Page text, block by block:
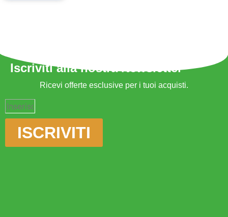
Iscriviti alla nostra Newsletter
Ricevi offerte esclusive per i tuoi acquisti.
ISCRIVITI